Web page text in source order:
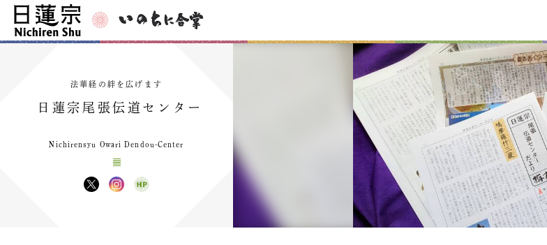
法華経の絆を広げます
日蓮宗尾張伝道センター
Nichirensyu Owari Dendou-Center